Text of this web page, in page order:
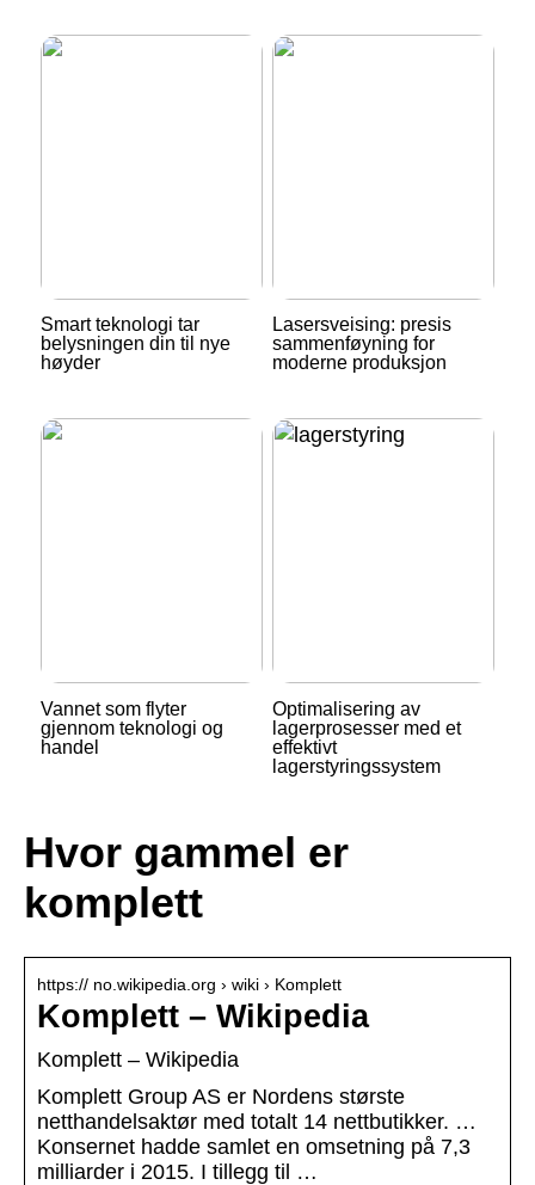
Smart teknologi tar
belysningen din til nye
høyder
Lasersveising: presis
sammenføyning for
moderne produksjon
Vannet som flyter
gjennom teknologi og
handel
Optimalisering av
lagerprosesser med et
effektivt
lagerstyringssystem
Hvor gammel er
komplett
https:// no.wikipedia.org › wiki › Komplett
Komplett – Wikipedia
Komplett – Wikipedia
Komplett Group AS er Nordens største
netthandelsaktør med totalt 14 nettbutikker. …
Konsernet hadde samlet en omsetning på 7,3
milliarder i 2015. I tillegg til …